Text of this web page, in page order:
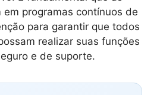
em programas contínuos de
para garantir que todos
realizar suas funções
e de suporte.